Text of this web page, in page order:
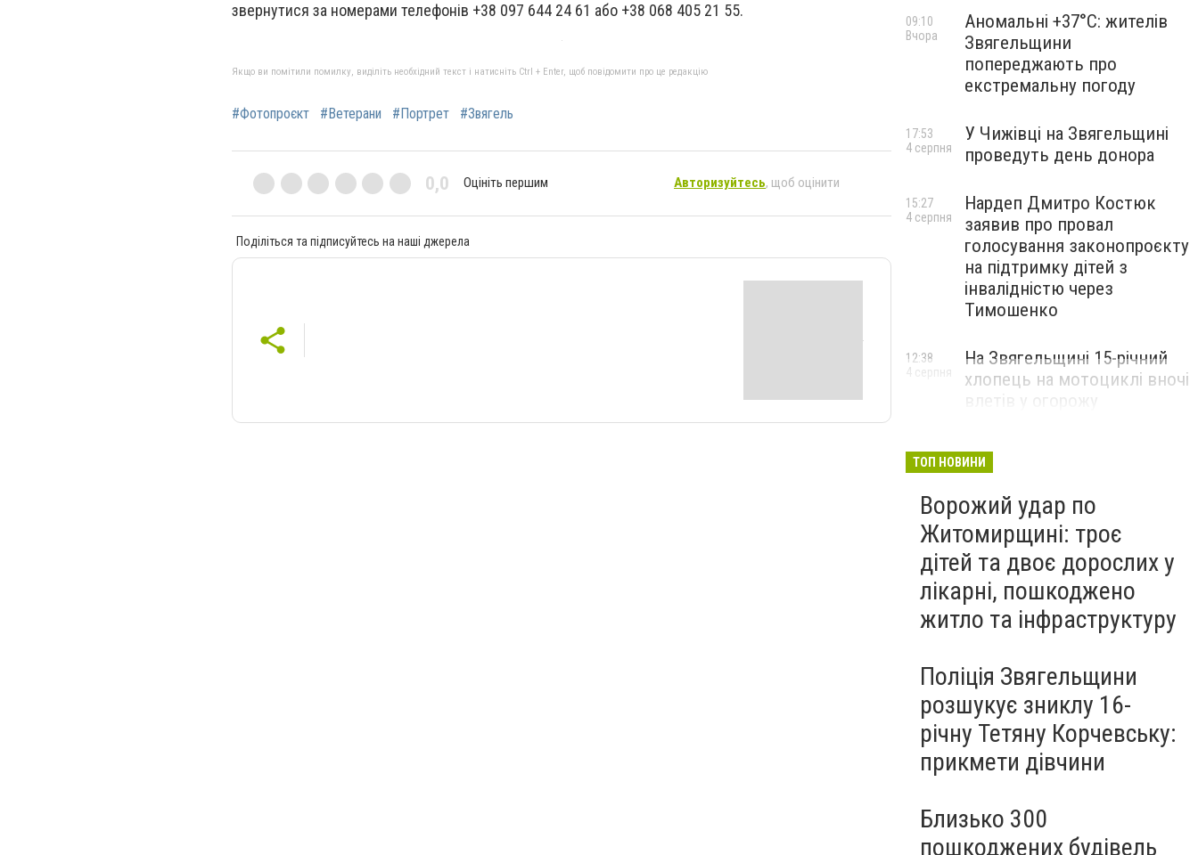
звернутися за номерами телефонів +38 097 644 24 61 або +38 068 405 21 55.
Якщо ви помітили помилку, виділіть необхідний текст і натисніть Ctrl + Enter, щоб повідомити про це редакцію
#Фотопроєкт #Ветерани #Портрет #Звягель
0,0 Оцініть першим Авторизуйтесь, щоб оцінити
Поділіться та підписуйтесь на наші джерела
Аномальні +37°C: жителів
Звягельщини
попереджають про
екстремальну погоду
09:10
Вчора
У Чижівці на Звягельщині
проведуть день донора
17:53
4 серпня
Нардеп Дмитро Костюк
заявив про провал
голосування законопроєкту
на підтримку дітей з
інвалідністю через
Тимошенко
15:27
4 серпня
На Звягельщині 15-річний
хлопець на мотоциклі вночі
12:38
4 серпня
ТОП НОВИНИ
Ворожий удар по
Житомирщині: троє
дітей та двоє дорослих у
лікарні, пошкоджено
житло та інфраструктуру
Поліція Звягельщини
розшукує зниклу 16-
річну Тетяну Корчевську:
прикмети дівчини
Близько 300
пошкоджених будівель